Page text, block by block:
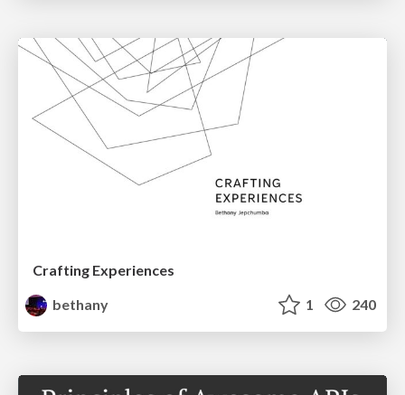
Crafting Experiences
bethany
1 240